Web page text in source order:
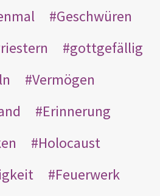
Geschwüren
gottgefällig
Vermögen
Erinnerung
Holocaust
Feuerwerk